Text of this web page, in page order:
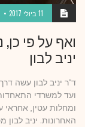
11 ביולי 2017
ואף על פי
יניב לבון
ד"ר יניב לבון עשה
ועד למשרדי
ומחלות עטין,
האחרונות. יניב